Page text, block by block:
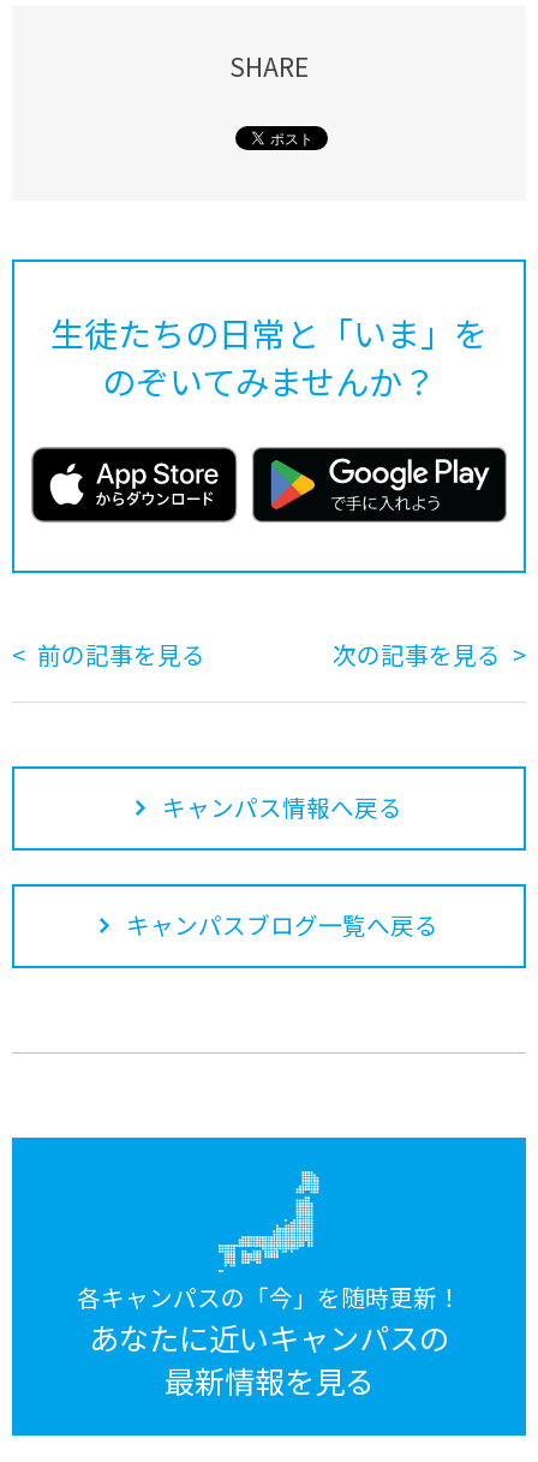
SHARE
生徒たちの日常と「いま」を
のぞいてみませんか？
前の記事を見る 次の記事を見る
キャンパス情報へ戻る
キャンパスブログ一覧へ戻る
各キャンパスの「今」を随時更新！
あなたに近いキャンパスの
最新情報を見る